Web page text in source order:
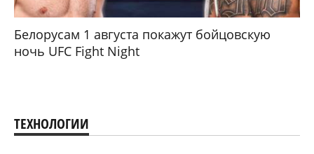
Белорусам 1 августа покажут бойцовскую
ночь UFC Fight Night
ТЕХНОЛОГИИ